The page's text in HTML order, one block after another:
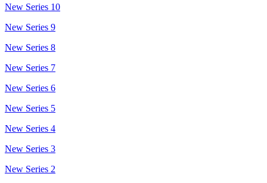
New Series 10
New Series 9
New Series 8
New Series 7
New Series 6
New Series 5
New Series 4
New Series 3
New Series 2